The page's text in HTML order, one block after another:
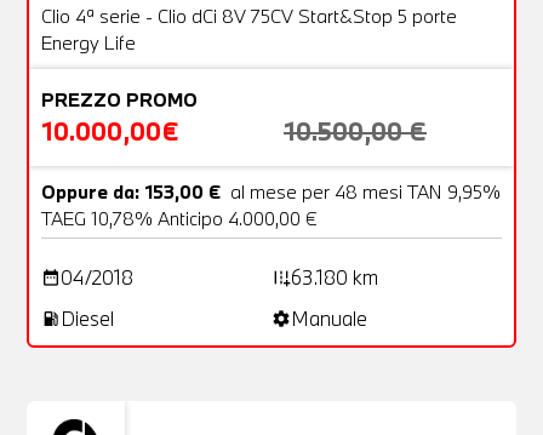
OFFERTA
Clio 4ª serie - Clio dCi 8V 75CV Start&Stop 5 porte
Energy Life
PREZZO PROMO
10.000,00€ 10.500,00 €
Oppure da: 153,00 € al mese per 48 mesi TAN 9,95%
TAEG 10,78% Anticipo 4.000,00 €
date_range04/2018 add_road63.180 km
local_gas_station Diesel settingsManuale